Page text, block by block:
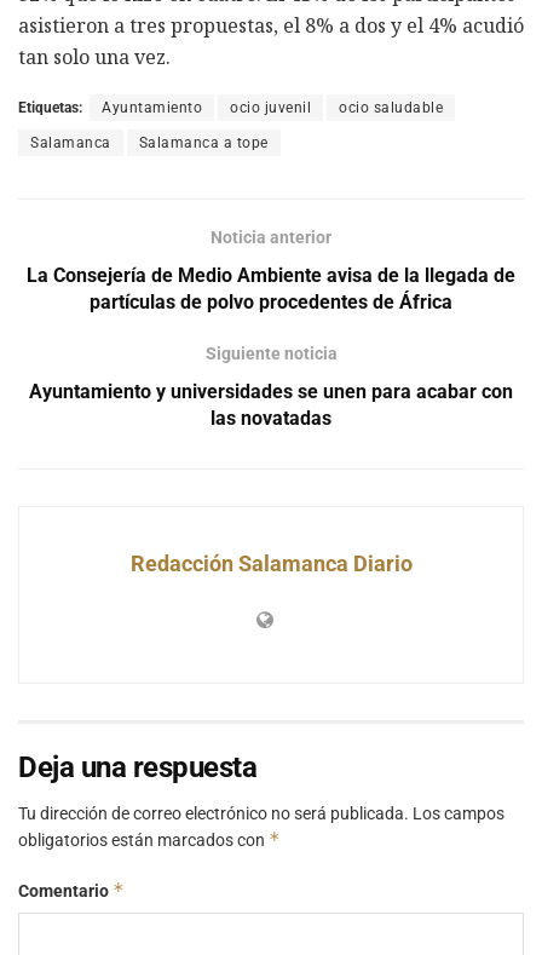
asistieron a tres propuestas, el 8% a dos y el 4% acudió
tan solo una vez.
Etiquetas: Ayuntamiento ocio juvenil ocio saludable
Salamanca Salamanca a tope
Noticia anterior
La Consejería de Medio Ambiente avisa de la llegada de
partículas de polvo procedentes de África
Siguiente noticia
Ayuntamiento y universidades se unen para acabar con
las novatadas
Redacción Salamanca Diario
Deja una respuesta
Tu dirección de correo electrónico no será publicada. Los campos
obligatorios están marcados con *
Comentario *